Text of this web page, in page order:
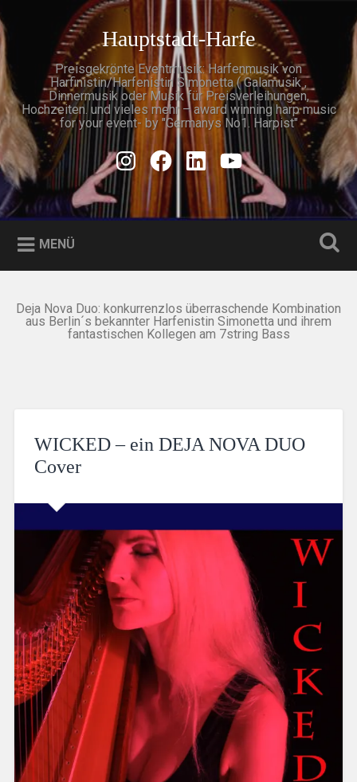
Inhalt
springen
Suchen Hauptstadt-Harfe
Preisgekrönte Eventmusik: Harfenmusik von
Harfinistin/Harfenistin Simonetta ( Galamusik ,
Dinnermusik oder Musik für Preisverleihungen,
Hochzeiten. und vieles mehr – award winning harp music
for your event- by "Germanys No1. Harpist"
Instagram
Facebook
Linkedin
Youtube
MENÜ
Deja Nova Duo: konkurrenzlos überraschende Kombination
aus Berlin´s bekannter Harfenistin Simonetta und ihrem
fantastischen Kollegen am 7string Bass
WICKED – ein DEJA NOVA DUO
Cover